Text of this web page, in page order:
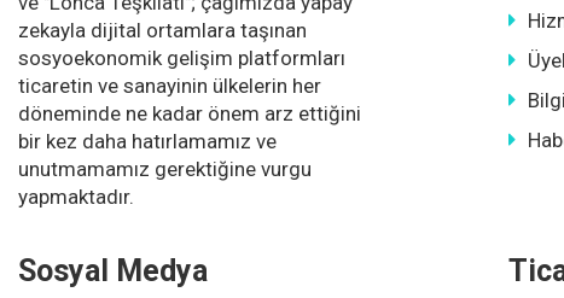
zekayla dijital ortamlara taşınan
sosyoekonomik gelişim platformları
ticaretin ve sanayinin ülkelerin her
döneminde ne kadar önem arz ettiğini
bir kez daha hatırlamamız ve
unutmamamız gerektiğine vurgu
yapmaktadır.
Sosyal Medya